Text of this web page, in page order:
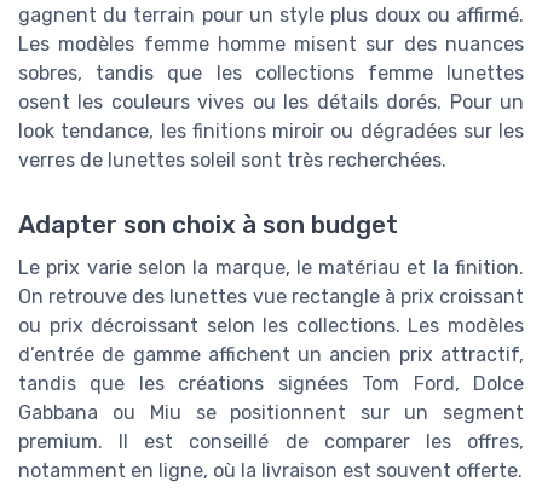
gagnent du terrain pour un style plus doux ou affirmé.
Les modèles femme homme misent sur des nuances
sobres, tandis que les collections femme lunettes
osent les couleurs vives ou les détails dorés. Pour un
look tendance, les finitions miroir ou dégradées sur les
verres de lunettes soleil sont très recherchées.
Adapter son choix à son budget
Le prix varie selon la marque, le matériau et la finition.
On retrouve des lunettes vue rectangle à prix croissant
ou prix décroissant selon les collections. Les modèles
d’entrée de gamme affichent un ancien prix attractif,
tandis que les créations signées Tom Ford, Dolce
Gabbana ou Miu se positionnent sur un segment
premium. Il est conseillé de comparer les offres,
notamment en ligne, où la livraison est souvent offerte.